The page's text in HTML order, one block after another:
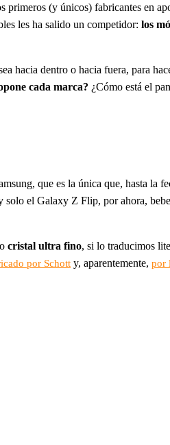
primeros (y únicos) fabricantes en
les ha salido un competidor: los
hacia dentro o hacia fuera, para
cada marca? ¿Cómo está el
que es la única que, hasta la
el Galaxy Z Flip, por ahora,
cristal ultra fino, si lo traducimos
por Schott y, aparentemente, por